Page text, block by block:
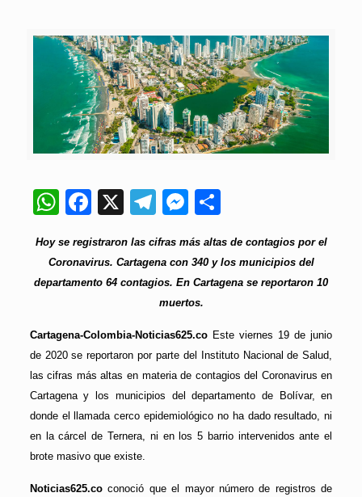
WhatsApp
Facebook
X Telegram
Messenger
Hoy se registraron las cifras más altas de contagios por el
Coronavirus. Cartagena con 340 y los municipios del
departamento 64 contagios. En Cartagena se reportaron 10
muertos.
Cartagena-Colombia-Noticias625.co Este viernes 19 de junio
de 2020 se reportaron por parte del Instituto Nacional de Salud,
las cifras más altas en materia de contagios del Coronavirus en
Cartagena y los municipios del departamento de Bolívar, en
donde el llamada cerco epidemiológico no ha dado resultado, ni
en la cárcel de Ternera, ni en los 5 barrio intervenidos ante el
brote masivo que existe.
Noticias625.coconoció que el mayor número de registros de